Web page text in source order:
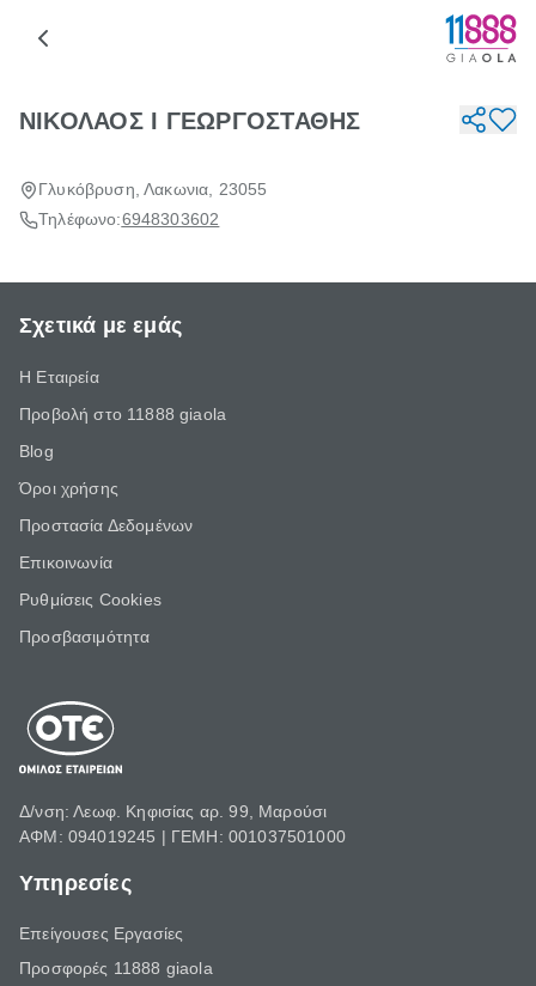
ΝΙΚΟΛΑΟΣ Ι ΓΕΩΡΓΟΣΤΑΘΗΣ
Γλυκόβρυση, Λακωνια, 23055
Τηλέφωνο:6948303602
Σχετικά με εμάς
Η Εταιρεία
Προβολή στο 11888 giaola
Blog
Όροι χρήσης
Προστασία Δεδομένων
Επικοινωνία
Ρυθμίσεις Cookies
Προσβασιμότητα
Δ/νση: Λεωφ. Κηφισίας αρ. 99, Μαρούσι
ΑΦΜ: 094019245 | ΓΕΜΗ: 001037501000
Υπηρεσίες
Επείγουσες Εργασίες
Προσφορές 11888 giaola